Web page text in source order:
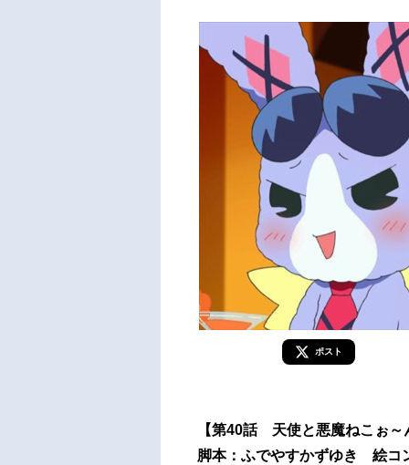
ポスト
【第40話 天使と悪魔ねこぉ～
脚本：ふでやすかずゆき 絵コ